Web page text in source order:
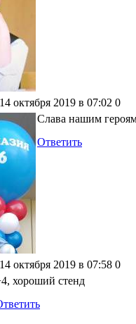
14 октября 2019 в 07:02 0
Слава нашим
Ответить
14 октября 2019 в 07:58 0
хороший стенд